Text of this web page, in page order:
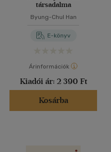
társadalma
Byung-Chul Han
E-könyv
Árinformációk
Kiadói ár: 2 390 Ft
Kosárba